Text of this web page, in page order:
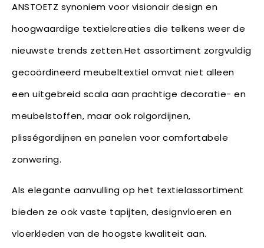
ANSTOETZ synoniem voor visionair design en
hoogwaardige textielcreaties die telkens weer de
nieuwste trends zetten.Het assortiment zorgvuldig
gecoördineerd meubeltextiel omvat niet alleen
een uitgebreid scala aan prachtige decoratie- en
meubelstoffen, maar ook rolgordijnen,
plisségordijnen en panelen voor comfortabele
zonwering.
Als elegante aanvulling op het textielassortiment
bieden ze ook vaste tapijten, designvloeren en
vloerkleden van de hoogste kwaliteit aan.